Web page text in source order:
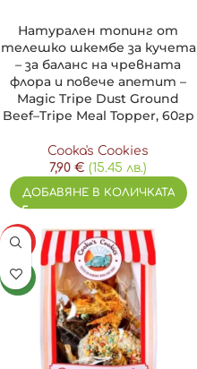
Натурален топинг от
телешко шкембе за кучета
– за баланс на чревната
флора и повече апетит –
Magic Tripe Dust Ground
Beef–Tripe Meal Topper, 60гр
Cooka's Cookies
7,90 € (15.45 лв.)
ДОБАВЯНЕ В КОЛИЧКАТА
HOT
NEW